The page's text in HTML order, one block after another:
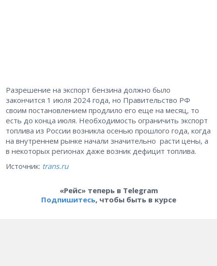
Разрешение на экспорт бензина должно было
закончится 1 июля 2024 года, но Правительство РФ
своим постановлением продлило его еще на месяц, то
есть до конца июля. Необходимость ограничить экспорт
топлива из России возникла осенью прошлого года, когда
на внутреннем рынке начали значительно расти цены, а
в некоторых регионах даже возник дефицит топлива.
Источник: trans.ru
«Рейс» теперь в Telegram
Подпишитесь, чтобы быть в курсе